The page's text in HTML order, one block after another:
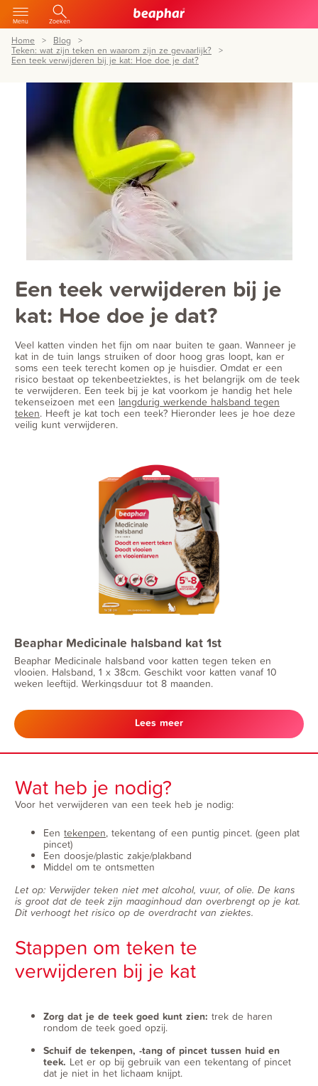
Menu Zoeken
Home
Blog
Teken: wat zijn teken en waarom zijn ze gevaarlijk?
Een teek verwijderen bij je kat: Hoe doe je dat?
Een teek verwijderen bij je
kat: Hoe doe je dat?
Veel katten vinden het fijn om naar buiten te gaan. Wanneer je
kat in de tuin langs struiken of door hoog gras loopt, kan er
soms een teek terecht komen op je huisdier. Omdat er een
risico bestaat op tekenbeetziektes, is het belangrijk om de teek
te verwijderen. Een teek bij je kat voorkom je handig het hele
tekenseizoen met een langdurig werkende halsband tegen
teken. Heeft je kat toch een teek? Hieronder lees je hoe deze
veilig kunt verwijderen.
Beaphar Medicinale halsband kat 1st
Beaphar Medicinale halsband voor katten tegen teken en
vlooien. Halsband, 1 x 38cm. Geschikt voor katten vanaf 10
weken leeftijd. Werkingsduur tot 8 maanden.
Lees meer
Wat heb je nodig?
Voor het verwijderen van een teek heb je nodig:
Een tekenpen, tekentang of een puntig pincet. (geen plat
pincet)
Een doosje/plastic zakje/plakband
Middel om te ontsmetten
Let op: Verwijder teken niet met alcohol, vuur, of olie. De kans
is groot dat de teek zijn maaginhoud dan overbrengt op je kat.
Dit verhoogt het risico op de overdracht van ziektes.
Stappen om teken te
verwijderen bij je kat
Zorg dat je de teek goed kunt zien: trek de haren
rondom de teek goed opzij.
Schuif de tekenpen, -tang of pincet tussen huid en
teek. Let er op bij gebruik van een tekentang of pincet
dat je niet in het lichaam knijpt.